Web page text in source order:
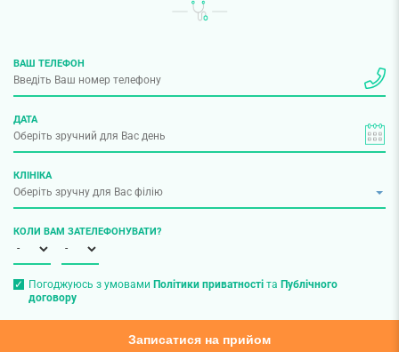
ВАШ ТЕЛЕФОН
ДАТА
КЛІНІКА
КОЛИ ВАМ ЗАТЕЛЕФОНУВАТИ?
Погоджуюсь з умовами Політики приватностіта Публічного
договору
Записатися на прийом